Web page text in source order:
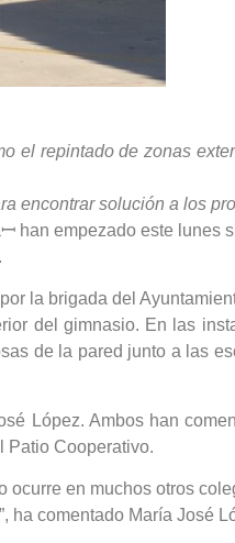
el repintado de zonas
encontrar solución a los
han empezado este lunes
la brigada del
del gimnasio. En las
de la pared junto a las
López. Ambos han
Patio Cooperativo.
en muchos otros
ha comentado María José